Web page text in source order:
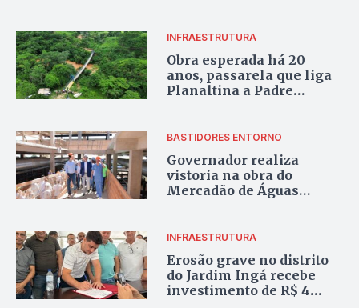
INFRAESTRUTURA
Obra esperada há 20
anos, passarela que liga
Planaltina a Padre
BASTIDORES ENTORNO
Governador realiza
vistoria na obra do
Mercadão de Águas
INFRAESTRUTURA
Erosão grave no distrito
do Jardim Ingá recebe
investimento de R$ 4